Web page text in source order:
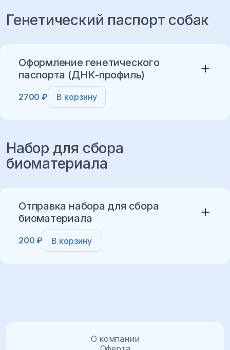
Генетический паспорт собак
Оформление генетического
паспорта (ДНК-профиль)
2700 ₽ В корзину
Набор для сбора
биоматериала
Отправка набора для сбора
биоматериала
200 ₽ В корзину
О компании